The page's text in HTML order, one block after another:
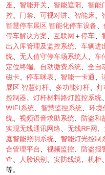
座
智能开关 智能遮阳 智能
控
门禁 可视对讲 智能床
智慧停车展区 智能化停车设备
停车解决方案
互联网 ＋停车
出入库管理及监控系统
车辆进
统
无人值守停车场系统人 车
定位终端
自动缴费系统 全自
磁卡
停车咪表 智能一卡通
展区 智慧灯杆 多功能灯杆 灯
控制器
灯杆材料路灯监控系统
WIFI系统
智慧监控系统 环境
统
视频语音求助系统 防盗和
实现无线通讯网络
无线RF网
庭智能照明系统
智能灯光控制
合管理平台
视频监控 防盗报
查
人脸识别 安防线缆 机柜
等。